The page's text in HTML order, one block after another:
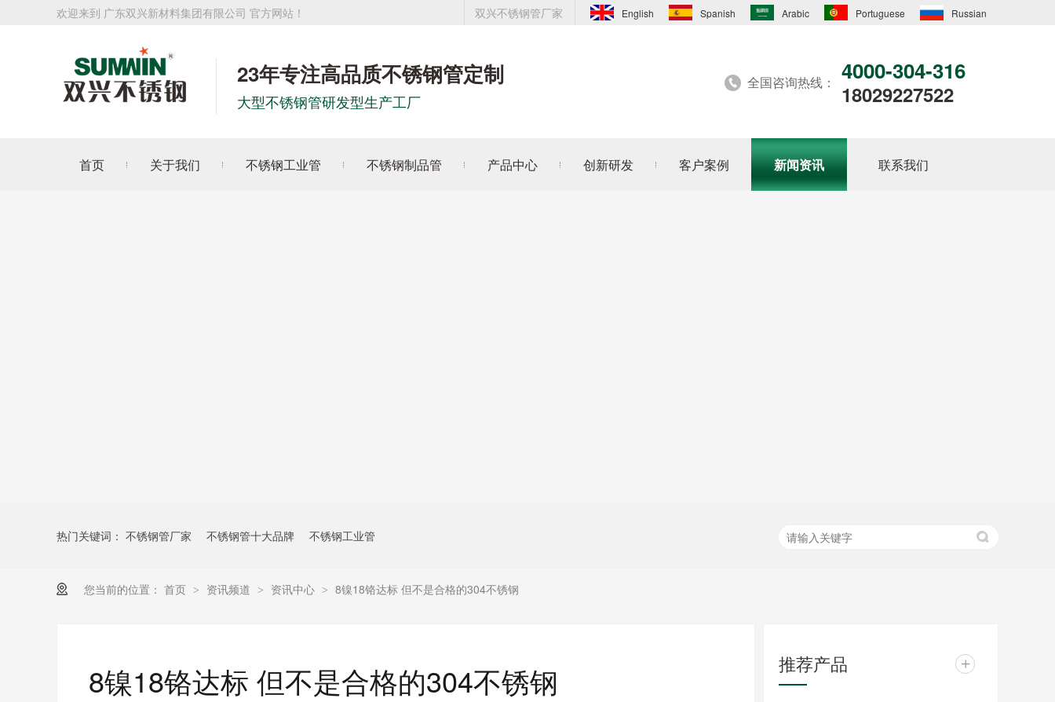
双兴不锈钢管厂家 English Spanish Arabic Portuguese Russian
欢迎来到 广东双兴新材料集团有限公司 官方网站！
23年专注高品质不锈钢管定制
大型不锈钢管研发型生产工厂
全国咨询热线： 4000-304-316
18029227522
首页 关于我们 不锈钢工业管 不锈钢制品管 产品中心 创新研发 客户案例 新闻资讯 联系我们
热门关键词： 不锈钢管厂家 不锈钢管十大品牌 不锈钢工业管
您当前的位置： 首页 > 资讯频道 > 资讯中心 > 8镍18铬达标 但不是合格的304不锈钢
8镍18铬达标 但不是合格的304不锈钢 推荐产品 +